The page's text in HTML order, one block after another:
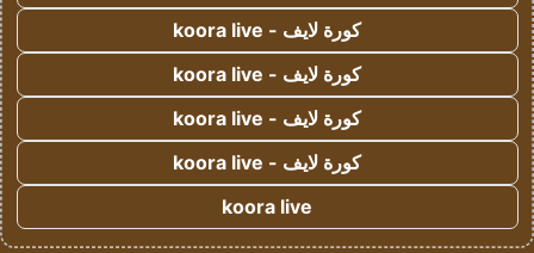
كورة لايف - koora live
كورة لايف - koora live
كورة لايف - koora live
كورة لايف - koora live
koora live